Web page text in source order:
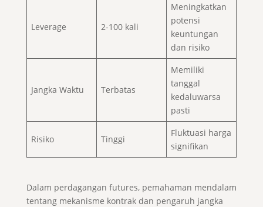
Leverage 2-100 kali
Meningkatkan
potensi
keuntungan
dan risiko
Jangka Waktu Terbatas
Memiliki
tanggal
kedaluwarsa
pasti
Risiko Tinggi
Fluktuasi harga
signifikan
Dalam perdagangan futures, pemahaman mendalam
tentang mekanisme kontrak dan pengaruh jangka